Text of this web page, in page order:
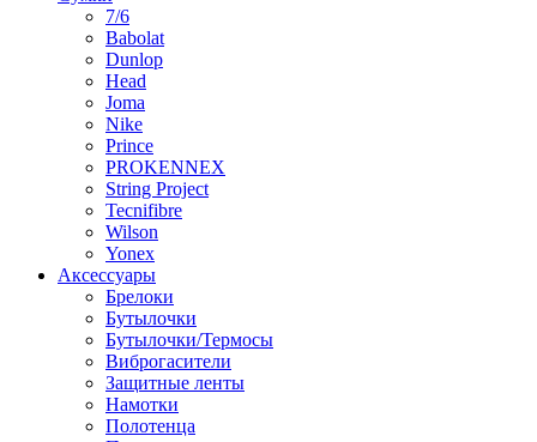
7/6
Babolat
Dunlop
Head
Joma
Nike
Prince
PROKENNEX
String Project
Tecnifibre
Wilson
Yonex
Аксессуары
Брелоки
Бутылочки
Бутылочки/Термосы
Виброгасители
Защитные ленты
Намотки
Полотенца